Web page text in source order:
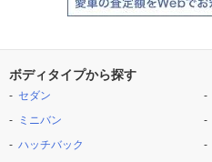
ボディタイプから探す
セダン
ミニバン
ハッチバック